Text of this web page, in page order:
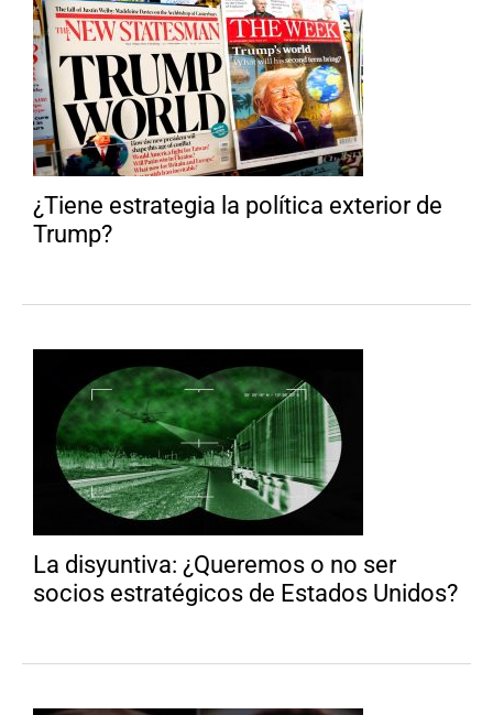
¿Tiene estrategia la política exterior de
Trump?
La disyuntiva: ¿Queremos o no ser
socios estratégicos de Estados Unidos?